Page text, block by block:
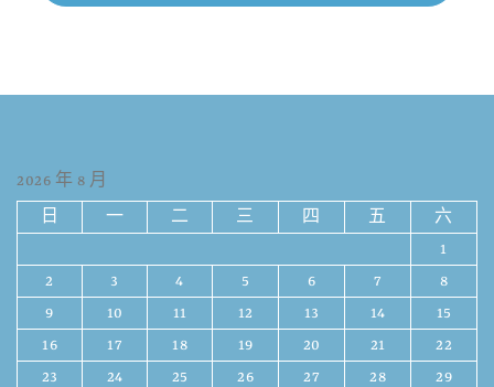
2026 年 8 月
日 一 二 三 四 五
六
1
2
3 4 5 6 7
8
9
10 11 12 13 14
15
16
17 18 19 20 21
22
23
24 25 26 27 28
29